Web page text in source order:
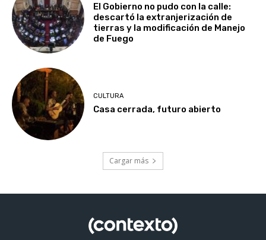
El Gobierno no pudo con la calle:
descartó la extranjerización de
tierras y la modificación de Manejo
de Fuego
CULTURA
Casa cerrada, futuro abierto
Cargar más